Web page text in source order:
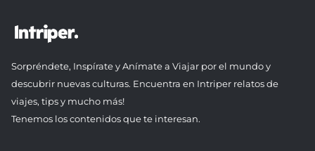
Sorpréndete, Inspírate y Anímate a Viajar por el mundo y
descubrir nuevas culturas. Encuentra en Intriper relatos de
viajes, tips y mucho más!
Tenemos los contenidos que te interesan.